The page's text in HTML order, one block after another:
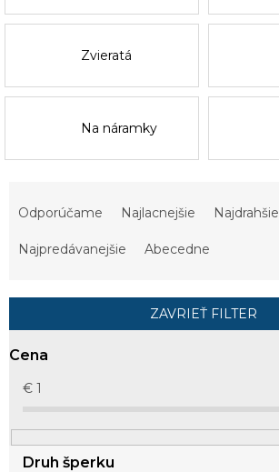
Zvieratá
Na náramky
p
r
k
t
Odporúčame Najlacnejšie Najdrahšie
Najpredávanejšie Abecedne
ZAVRIEŤ FILTER
Cena
€ 1
Druh šperku